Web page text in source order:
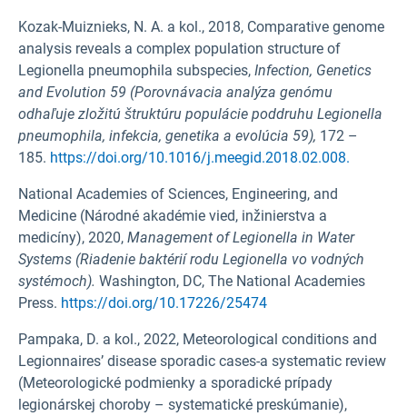
Kozak-Muiznieks, N. A. a kol., 2018, Comparative genome
analysis reveals a complex population structure of
Legionella pneumophila subspecies, Infection, Genetics
and Evolution 59 (Porovnávacia analýza genómu
odhaľuje zložitú štruktúru populácie poddruhu Legionella
pneumophila, infekcia, genetika a evolúcia 59), 172 –
185. https://doi.org/10.1016/j.meegid.2018.02.008.
National Academies of Sciences, Engineering, and
Medicine (Národné akadémie vied, inžinierstva a
medicíny), 2020, Management of Legionella in Water
Systems (Riadenie baktérií rodu Legionella vo vodných
systémoch). Washington, DC, The National Academies
Press. https://doi.org/10.17226/25474
Pampaka, D. a kol., 2022, Meteorological conditions and
Legionnaires’ disease sporadic cases-a systematic review
(Meteorologické podmienky a sporadické prípady
legionárskej choroby – systematické preskúmanie),